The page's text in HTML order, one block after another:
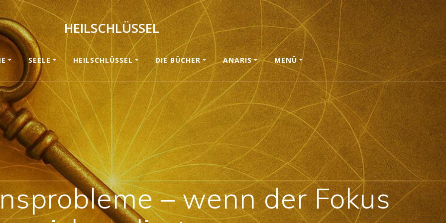
HEILSCHLÜSSEL
SEELE HEILSCHLÜSSEL DIE BÜCHER ANARIS MENÜ
– wenn der Fokus